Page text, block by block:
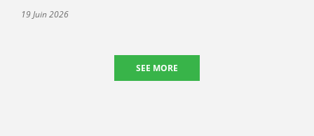
19 Juin 2026
SEE MORE